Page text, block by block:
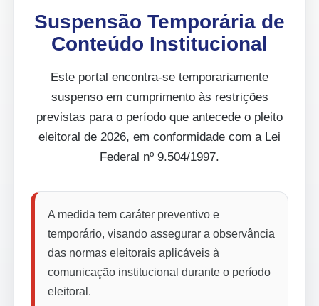
Suspensão Temporária de
Conteúdo Institucional
Este portal encontra-se temporariamente
suspenso em cumprimento às restrições
previstas para o período que antecede o pleito
eleitoral de 2026, em conformidade com a Lei
Federal nº 9.504/1997.
A medida tem caráter preventivo e
temporário, visando assegurar a observância
das normas eleitorais aplicáveis à
comunicação institucional durante o período
eleitoral.